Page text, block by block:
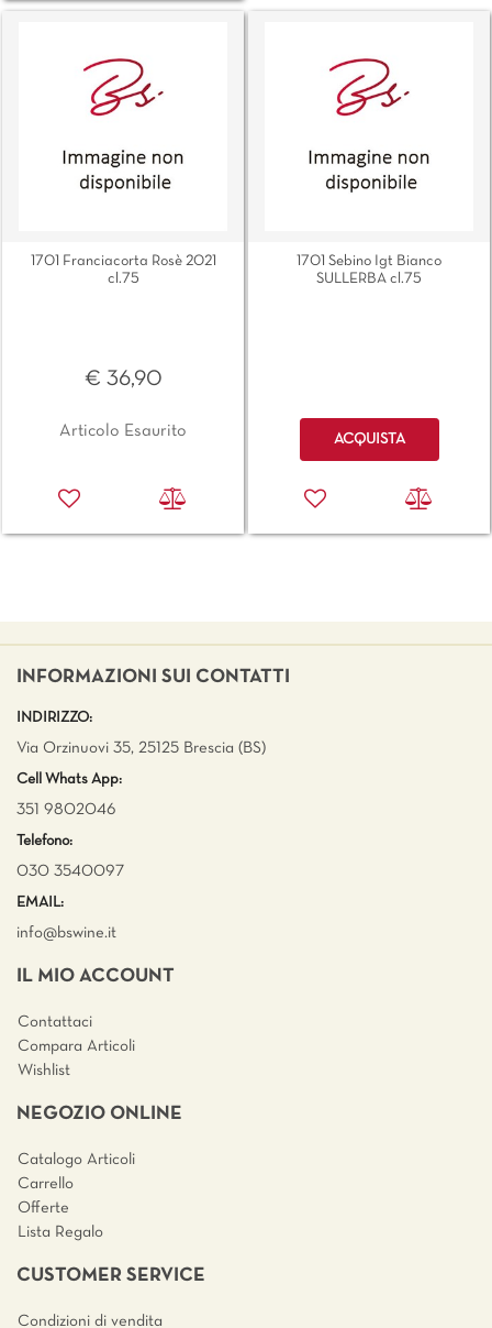
1701 Franciacorta Rosè 2021
cl.75
€ 36,90
Articolo Esaurito
1701 Sebino Igt Bianco
SULLERBA cl.75
Quantità
ACQUISTA
INFORMAZIONI SUI CONTATTI
INDIRIZZO:
Via Orzinuovi 35, 25125 Brescia (BS)
Cell Whats App:
351 9802046
Telefono:
030 3540097
EMAIL:
info@bswine.it
IL MIO ACCOUNT
Contattaci
Compara Articoli
Wishlist
NEGOZIO ONLINE
Catalogo Articoli
Carrello
Offerte
Lista Regalo
CUSTOMER SERVICE
Condizioni di vendita